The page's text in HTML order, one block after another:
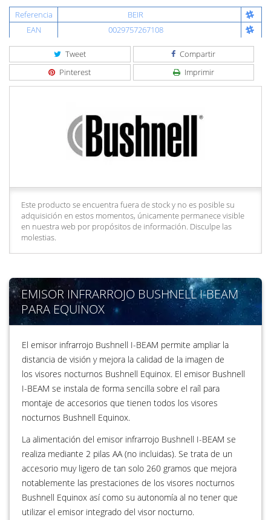
Referencia
BEIR
EAN
0029757267108
Tweet
Compartir
Pinterest
Imprimir
Este producto se encuentra fuera de stock y no es posible su
adquisición en estos momentos, únicamente permanece visible
en nuestra web por propósitos de información. Disculpe las
molestias.
EMISOR INFRARROJO BUSHNELL I-BEAM
PARA EQUINOX
El emisor infrarrojo Bushnell I-BEAM permite ampliar la
distancia de visión y mejora la calidad de la imagen de
los visores nocturnos Bushnell Equinox. El emisor Bushnell
I-BEAM se instala de forma sencilla sobre el raíl para
montaje de accesorios que tienen todos los visores
nocturnos Bushnell Equinox.
La alimentación del emisor infrarrojo Bushnell I-BEAM se
realiza mediante 2 pilas AA (no incluidas). Se trata de un
accesorio muy ligero de tan solo 260 gramos que mejora
notablemente las prestaciones de los visores nocturnos
Bushnell Equinox así como su autonomía al no tener que
utilizar el emisor integrado del visor nocturno.